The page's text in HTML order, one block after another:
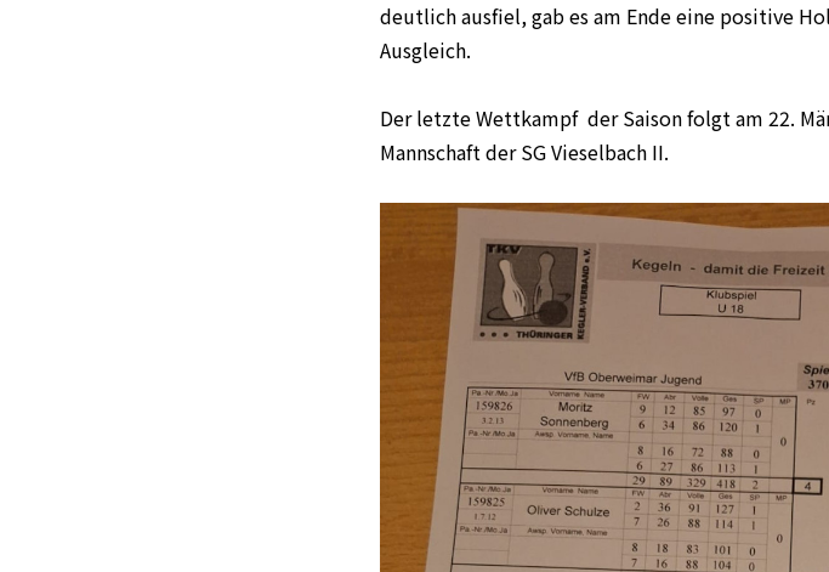
deutlich ausfiel, gab es am Ende eine positive
Ausgleich.
Der letzte Wettkampf der Saison folgt am 22.
Mannschaft der SG Vieselbach II.